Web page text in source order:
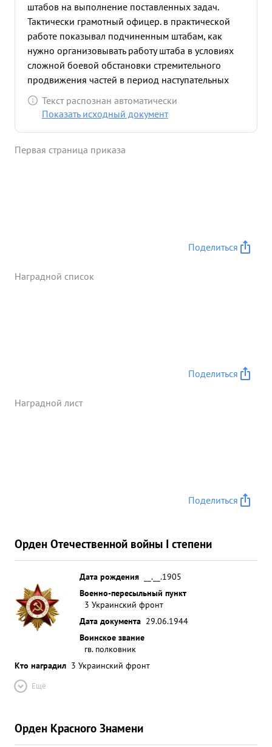
штабов на выполнение поставленных задач.
Тактически грамотный офицер. в практической
работе показывал подчиненным штабам, как
нужно организовывать работу штаба в условиях
сложной боевой обстановки стремительного
продвижения частей в период наступательных
боев. в боях 14-16 мая 1944 года тов. ДОСИК-
САВИЦКИЙ хорошо органи зовал управление
части 203 и 295 Стрелковых дивизий начали
Текст распознан автоматически
Показать исходный документ
Первая страница приказа
Поделиться
Наградной список
Поделиться
Наградной лист
Поделиться
Орден Отечественной войны I степени
Дата рождения
__.__.1905
Военно-пересыльный пункт
3 Украинский фронт
Дата документа 29.06.1944
Воинское звание
гв. полковник
Кто наградил 3 Украинский фронт
Ещё
Орден Красного Знамени